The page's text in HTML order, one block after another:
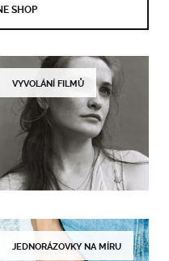
SHOP
VYVOLÁNÍ FILMŮ
JEDNORÁZOVKY NA MÍRU